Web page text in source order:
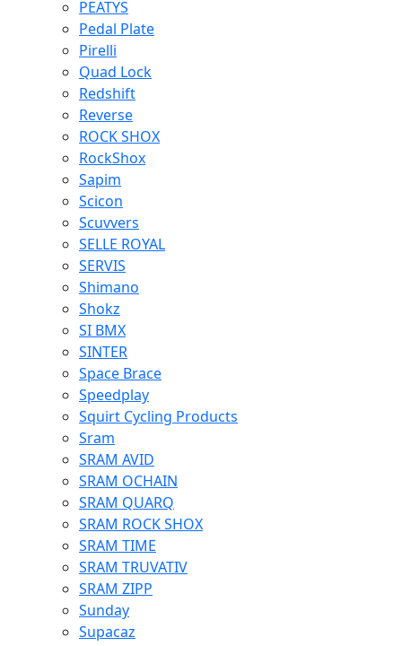
PEATYS
Pedal Plate
Pirelli
Quad Lock
Redshift
Reverse
ROCK SHOX
RockShox
Sapim
Scicon
Scuvvers
SELLE ROYAL
SERVIS
Shimano
Shokz
SI BMX
SINTER
Space Brace
Speedplay
Squirt Cycling Products
Sram
SRAM AVID
SRAM OCHAIN
SRAM QUARQ
SRAM ROCK SHOX
SRAM TIME
SRAM TRUVATIV
SRAM ZIPP
Sunday
Supacaz